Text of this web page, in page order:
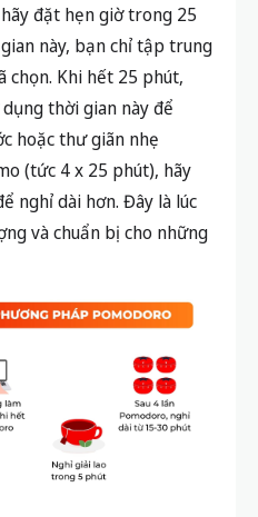
đặt hẹn giờ trong 25
này, bạn chỉ tập trung
chọn. Khi hết 25 phút,
thời gian này để
hoặc thư giãn nhẹ
(tức 4 x 25 phút), hãy
nghỉ dài hơn. Đây là lúc
và chuẩn bị cho những